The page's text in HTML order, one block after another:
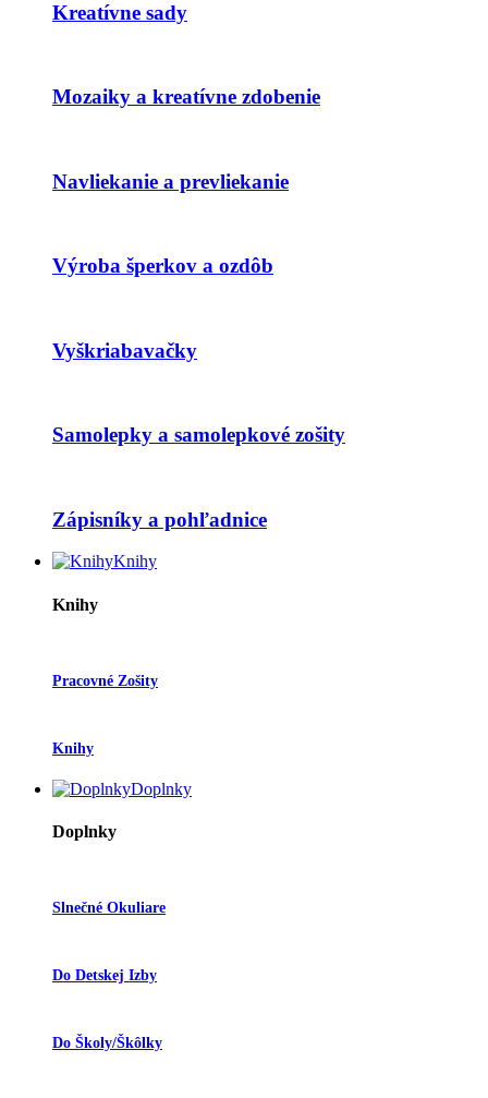
Kreatívne sady
Mozaiky a kreatívne zdobenie
Navliekanie a prevliekanie
Výroba šperkov a ozdôb
Vyškriabavačky
Samolepky a samolepkové zošity
Zápisníky a pohľadnice
Knihy
Knihy
Pracovné Zošity
Knihy
Doplnky
Doplnky
Slnečné Okuliare
Do Detskej Izby
Do Školy/škôlky